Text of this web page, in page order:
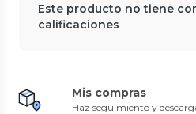
Este producto no tiene
calificaciones
Mis compras
Haz seguimiento y